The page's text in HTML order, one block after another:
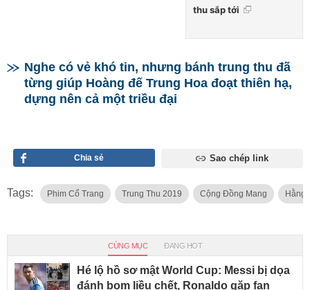
thu sắp tới
Nghe có vẻ khó tin, nhưng bánh trung thu đã
từng giúp Hoàng đế Trung Hoa đoạt thiên hạ,
dựng nên cả một triều đại
Chia sẻ Sao chép link
Tags: Phim Cổ Trang Trung Thu 2019 Cộng Đồng Mang Hằng
CÙNG MỤC ĐANG HOT
Hé lộ hồ sơ mật World Cup: Messi bị dọa
đánh bom liều chết, Ronaldo gặp fan